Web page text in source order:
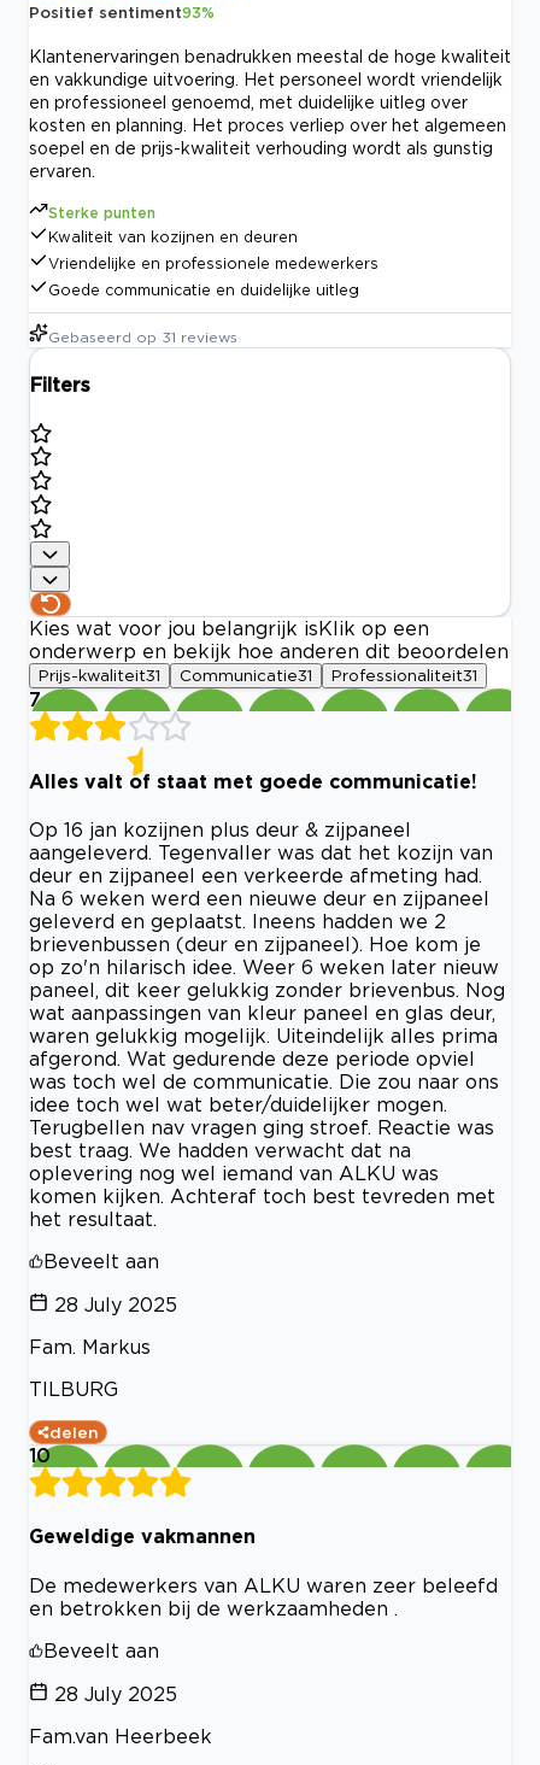
Positief sentiment93%
Klantenervaringen benadrukken meestal de hoge kwaliteit
en vakkundige uitvoering. Het personeel wordt vriendelijk
en professioneel genoemd, met duidelijke uitleg over
kosten en planning. Het proces verliep over het algemeen
soepel en de prijs-kwaliteit verhouding wordt als gunstig
ervaren.
Sterke punten
Kwaliteit van kozijnen en deuren
Vriendelijke en professionele medewerkers
Goede communicatie en duidelijke uitleg
Gebaseerd op 31 reviews
Filters
Kies wat voor jou belangrijk is Klik op een
onderwerp en bekijk hoe anderen dit beoordelen
Prijs-kwaliteit31 Communicatie31 Professionaliteit31
7
Alles valt of staat met goede communicatie!
Op 16 jan kozijnen plus deur & zijpaneel
aangeleverd. Tegenvaller was dat het kozijn van
deur en zijpaneel een verkeerde afmeting had.
Na 6 weken werd een nieuwe deur en zijpaneel
geleverd en geplaatst. Ineens hadden we 2
brievenbussen (deur en zijpaneel). Hoe kom je
op zo'n hilarisch idee. Weer 6 weken later nieuw
paneel, dit keer gelukkig zonder brievenbus. Nog
wat aanpassingen van kleur paneel en glas deur,
waren gelukkig mogelijk. Uiteindelijk alles prima
afgerond. Wat gedurende deze periode opviel
was toch wel de communicatie. Die zou naar ons
idee toch wel wat beter/duidelijker mogen.
Terugbellen nav vragen ging stroef. Reactie was
best traag. We hadden verwacht dat na
oplevering nog wel iemand van ALKU was
komen kijken. Achteraf toch best tevreden met
het resultaat.
Beveelt aan
28 July 2025
Fam. Markus
TILBURG
delen
10
Geweldige vakmannen
De medewerkers van ALKU waren zeer beleefd
en betrokken bij de werkzaamheden .
Beveelt aan
28 July 2025
Fam.van Heerbeek